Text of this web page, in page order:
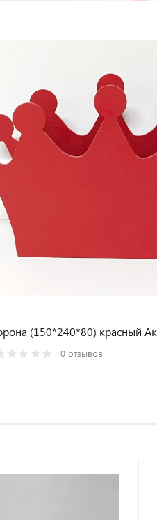
(150*240*80) красный
0 отзывов